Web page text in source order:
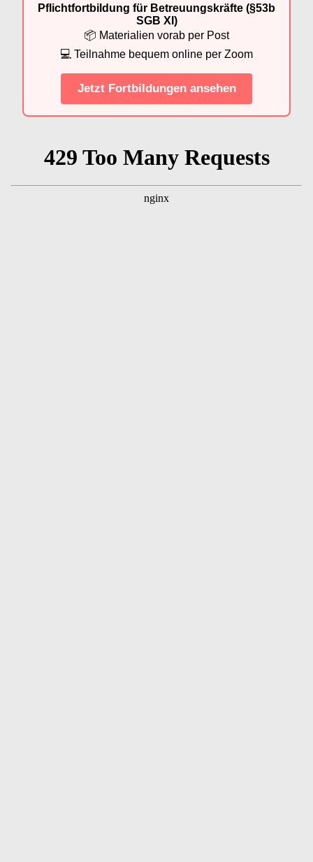
Pflichtfortbildung für Betreuungskräfte (§53b
SGB XI)
📦 Materialien vorab per Post
💻 Teilnahme bequem online per Zoom
Jetzt Fortbildungen ansehen